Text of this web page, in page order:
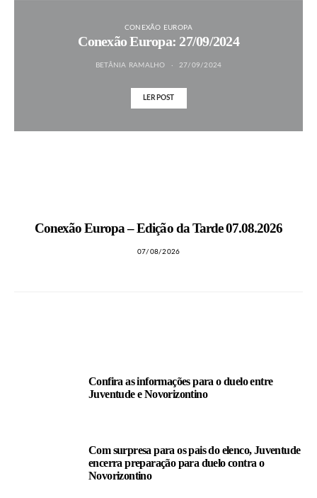
CONEXÃO EUROPA
Conexão Europa: 27/09/2024
BETÂNIA RAMALHO 27/09/2024
LER POST
Conexão Europa – Edição da Tarde 07.08.2026
07/08/2026
Confira as informações para o duelo entre
Juventude e Novorizontino
Com surpresa para os pais do elenco, Juventude
encerra preparação para duelo contra o
Novorizontino